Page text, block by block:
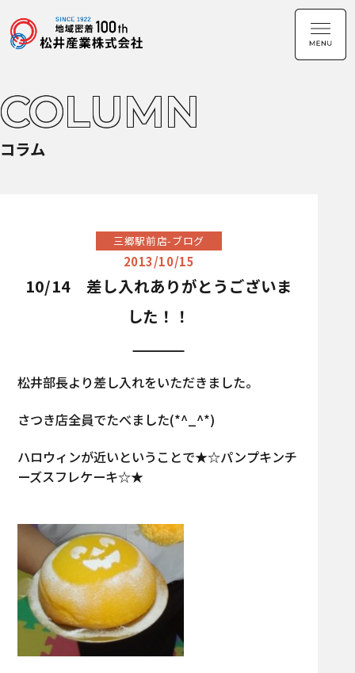
COLUMN
コラム
三郷駅前店-ブログ
2013/10/15
10/14 差し入れありがとうございま
した！！
松井部長より差し入れをいただきました。
さつき店全員でたべました(*^_^*)
ハロウィンが近いということで★☆パンプキンチ
ーズスフレケーキ☆★